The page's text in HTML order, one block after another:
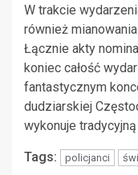
W trakcie
również
Łącznie akty
koniec całość
fantastycznym
dudziarskiej
wykonuje
Tags: policjanci